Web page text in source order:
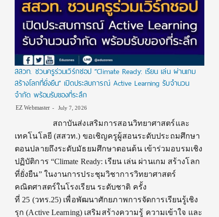
สสวท. ชวนครูร่วมเวิร์กชอป “Climate Ready: เรียน เล่น ผ่านเกม
สร้างโลกที่ยั่งยืน” เปิดประสบการณ์ Active Learning รับจำนวน
จำกัด พร้อมรับของที่ระลึก
EZ Webmaster July 7, 2026
สถาบันส่งเสริมการสอนวิทยาศาสตร์และ
เทคโนโลยี (สสวท.) ขอเชิญครูผู้สอนระดับประถมศึกษา
ตอนปลายถึงระดับมัธยมศึกษาตอนต้น เข้าร่วมอบรมเชิง
ปฏิบัติการ “Climate Ready: เรียน เล่น ผ่านเกม สร้างโลก
ที่ยั่งยืน” ในงานการประชุมวิชาการวิทยาศาสตร์
คณิตศาสตร์ในโรงเรียน ระดับชาติ ครั้ง
ที่ 25 (วทร.25) เพื่อพัฒนาศักยภาพการจัดการเรียนรู้เชิง
รุก (Active Learning) เสริมสร้างความรู้ ความเข้าใจ และ